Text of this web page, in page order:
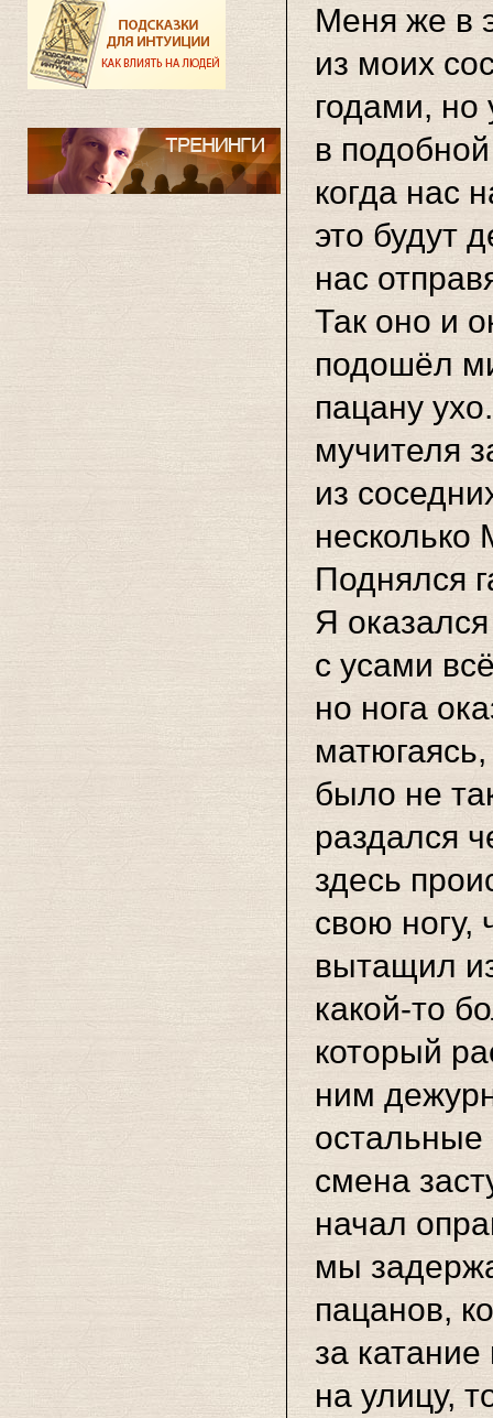
Меня же в
из моих
годами,
в
когда нас
это будут
нас
Так оно и
подошёл
пацану
мучителя
из
несколько
Поднялся
Я
с усами
но нога
было не
раздался
здесь
свою ногу,
вытащил
какой-то
который
ним
смена
начал
мы
пацанов,
за
на улицу,